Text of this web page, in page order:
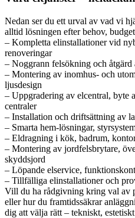
Nedan ser du ett urval av vad vi
alltid lösningen efter behov,
– Kompletta elinstallationer vid
renoveringar
– Noggrann felsökning och
– Montering av inomhus- och
ljusdesign
– Uppgradering av elcentral, byte
centraler
– Installation och driftsättning av
– Smarta hem-lösningar,
– Eldragning i kök, badrum,
– Montering av jordfelsbrytare,
skyddsjord
– Löpande elservice,
– Tillfälliga elinstallationer och
Vill du ha rådgivning kring val av
eller hur du framtidssäkrar
dig att välja rätt – tekniskt,